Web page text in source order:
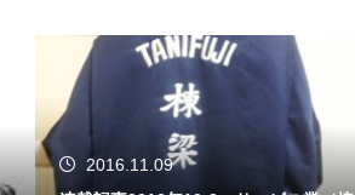
2016.11.09